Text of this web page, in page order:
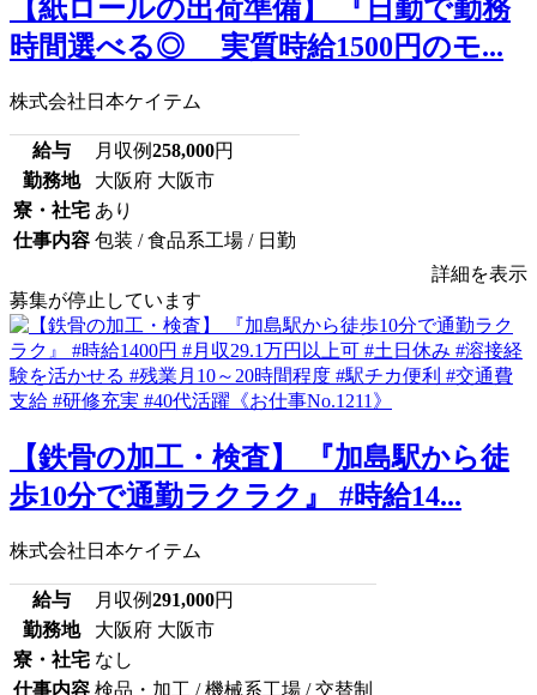
【紙ロールの出荷準備】 『日勤で勤務
時間選べる◎ 実質時給1500円のモ...
株式会社日本ケイテム
給与 月収例258,000円
勤務地
大阪府 大阪市
寮・社宅 あり
仕事内容 包装 / 食品系工場 / 日勤
詳細を表示
募集が停止しています
【鉄骨の加工・検査】 『加島駅から徒
歩10分で通勤ラクラク』 #時給14...
株式会社日本ケイテム
給与 月収例291,000円
勤務地
大阪府 大阪市
寮・社宅 なし
仕事内容 検品・加工 / 機械系工場 / 交替制